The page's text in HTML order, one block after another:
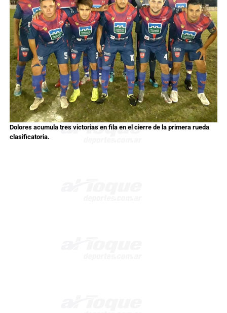
Dolores acumula tres victorias en fila en el cierre de la primera rueda
clasificatoria.